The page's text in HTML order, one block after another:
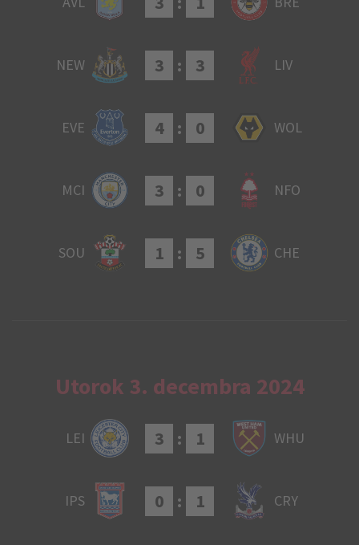
NEW 3 : 3 LIV
EVE 4 : 0 WOL
MCI 3 : 0 NFO
SOU 1 : 5 CHE
Utorok 3. decembra 2024
LEI 3 : 1 WHU
IPS 0 : 1 CRY